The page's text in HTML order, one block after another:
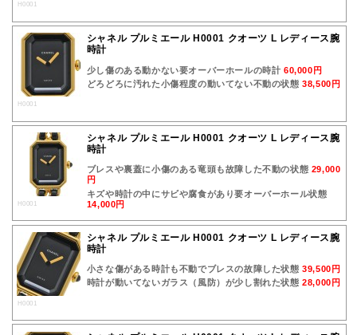
H0001
H0001
シャネル プルミエール H0001 クオーツ L レディース腕
時計
少し傷のある動かない要オーバーホールの時計60,000円
どろどろに汚れた小傷程度の動いてない不動の状態38,500円
H0001
シャネル プルミエール H0001 クオーツ L レディース腕
時計
ブレスや裏蓋に小傷のある竜頭も故障した不動の状態 29,000
円
キズや時計の中にサビや腐食があり要オーバーホール状態
14,000円
H0001
シャネル プルミエール H0001 クオーツ L レディース腕
時計
小さな傷がある時計も不動でブレスの故障した状態39,500円
時計が動いてないガラス（風防）が少し割れた状態28,000円